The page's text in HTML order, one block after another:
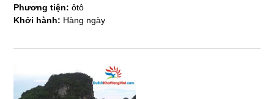
Phương tiện:ôtô
Khởi hành: Hàng ngày